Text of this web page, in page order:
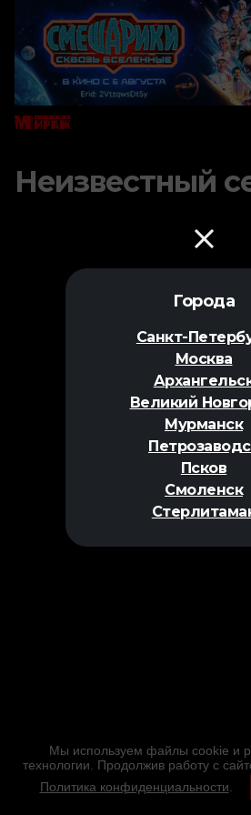
Города
Санкт-
Москва
Великий
Мурманск
Псков
Смоленск
Неизвестный
Мы используем файлы cookie и
технологии. Продолжив работу с
Политика конфиденциальности